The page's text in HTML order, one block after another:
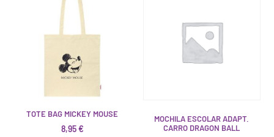
TOTE BAG MICKEY MOUSE
8,95€
MOCHILA ESCOLAR ADAPT.
CARRO DRAGON BALL